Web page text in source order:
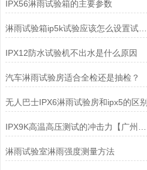
IPX56淋雨试验箱的主要参数
淋雨试验箱ip5k试验应该怎么设置试验箱
IPX12防水试验机不出水是什么原因
汽车淋雨试验房适合全检还是抽检？
无人巴士IPX6淋雨试验房和ipx5的区别
淋雨试验室淋雨强度测量方法